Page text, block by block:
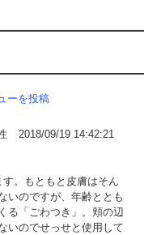
ーを投稿
2018/09/19 14:42:21
。もともと皮膚はそん
いのですが、年齢ととも
る「ごわつき」。頬の辺
いのでせっせと使用して